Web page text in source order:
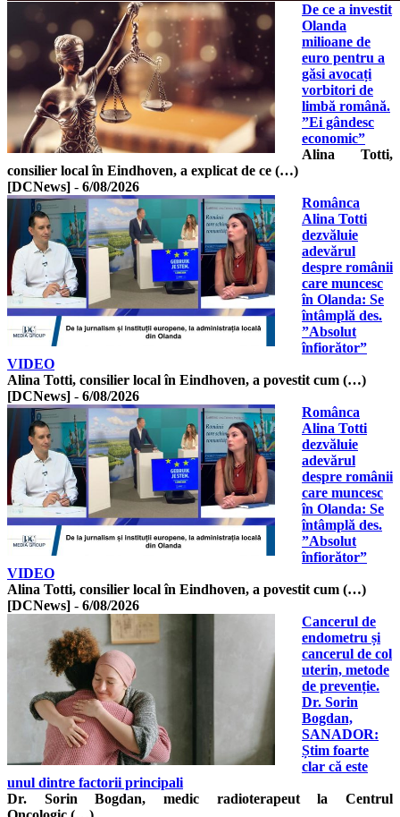
De ce a investit
Olanda
milioane de
euro pentru a
găsi avocați
vorbitori de
limbă română.
”Ei gândesc
economic”
Alina Totti,
consilier local în Eindhoven, a explicat de ce (…)
[DCNews] - 6/08/2026
Românca
Alina Totti
dezvăluie
adevărul
despre românii
care muncesc
în Olanda: Se
întâmplă des.
”Absolut
înfiorător”
VIDEO
Alina Totti, consilier local în Eindhoven, a povestit cum (…)
[DCNews] - 6/08/2026
Românca
Alina Totti
dezvăluie
adevărul
despre românii
care muncesc
în Olanda: Se
întâmplă des.
”Absolut
înfiorător”
VIDEO
Alina Totti, consilier local în Eindhoven, a povestit cum (…)
[DCNews] - 6/08/2026
Cancerul de
endometru și
cancerul de col
uterin, metode
de prevenție.
Dr. Sorin
Bogdan,
SANADOR:
Știm foarte
clar că este
unul dintre factorii principali
Dr. Sorin Bogdan, medic radioterapeut la Centrul